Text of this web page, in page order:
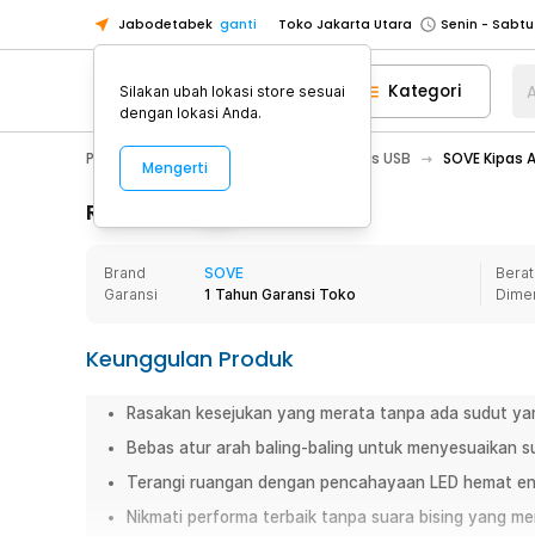
Jabodetabek ganti Toko Jakarta Utara
Toko Tangerang
Toko Cikupa
Pick n Go Jakarta Barat
Senin -
Pick n Go Bekasi
Senin - Jumat
Senin - Jumat
Senin -
Senin -
Toko Tangerang
Pick n Go Jakarta Barat
Senin -
Pick n Go Bekasi
Senin - Jumat
Pick n Go Depok
Senin - Jumat
Kategori
PC & Laptop Aksesoris USB Kipas USB SOVE Kipas
Rincian Produk
Brand
SOVE
Garansi
1 Tahun Garansi Toko
Keunggulan Produk
Rasakan kesejukan yang merata tanpa ada sudut
Bebas atur arah baling-baling untuk menyesuaikan
Terangi ruangan dengan pencahayaan LED hemat
Nikmati performa terbaik tanpa suara bising yang
Silakan ubah lokasi store sesuai
dengan lokasi Anda.
Mengerti